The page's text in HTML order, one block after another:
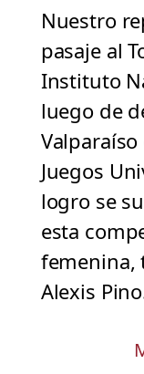
Nuestro
pasaje al
Instituto
luego de
Juegos
logro se
esta
femenina,
Alexis